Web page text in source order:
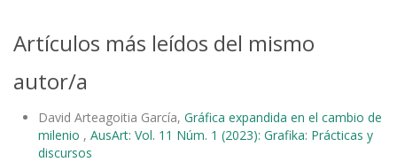
Artículos más leídos del mismo
autor/a
David Arteagoitia García, Gráfica expandida en el cambio de
milenio , AusArt: Vol. 11 Núm. 1 (2023): Grafika: Prácticas y
discursos